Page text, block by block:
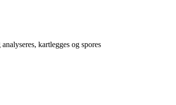
kartlegges og spores